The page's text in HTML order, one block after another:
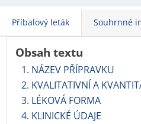
Příbalový leták Souhrnné
Obsah textu
1. NÁZEV PŘÍPRAVKU
2. KVALITATIVNÍ A
3. LÉKOVÁ FORMA
4. KLINICKÉ ÚDAJE